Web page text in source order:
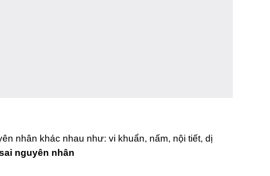
nhân khác nhau như: vi khuẩn, nấm, nội tiết, dị
nguyên nhân